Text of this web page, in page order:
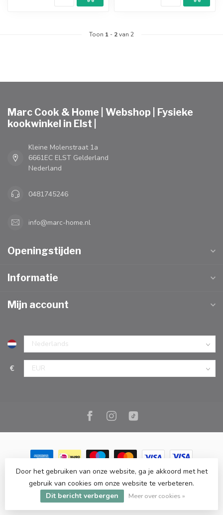
Toon 1 - 2van 2
Marc Cook & Home | Webshop | Fysieke
kookwinkel in Elst |
Kleine Molenstraat 1a
6661EC ELST Gelderland
Nederland
0481745246
info@marc-home.nl
Openingstijden
Informatie
Mijn account
€
© Copyright 2026 Marc Cook & Home | Webshop | Fysieke
kookwinkel in Elst |- Powered byLightspeed-Lightspeed design
byDyvelopment
Door het gebruiken van onze website, ga je akkoord met het
gebruik van cookies om onze website te verbeteren.
Dit bericht verbergen
Meer over cookies »